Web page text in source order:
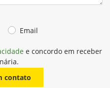
e concordo em receber